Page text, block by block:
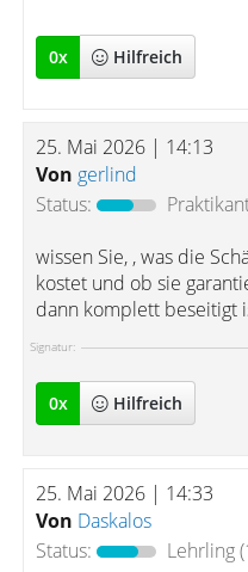
0x Hilfreich
25. Mai 2026 | 14:13
Von gerlind
Status:
wissen Sie, , was die
kostet und ob sie
dann komplett beseitigt
Signatur:
0x Hilfreich
25. Mai 2026 | 14:33
Von Daskalos
Status:
Lehrling